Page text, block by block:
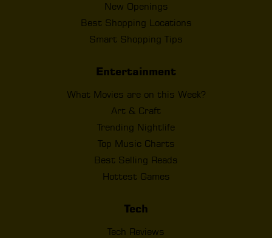
New Openings
Best Shopping Locations
Smart Shopping Tips
Entertainment
What Movies are on this Week?
Art & Craft
Trending Nightlife
Top Music Charts
Best Selling Reads
Hottest Games
Tech
Tech Reviews